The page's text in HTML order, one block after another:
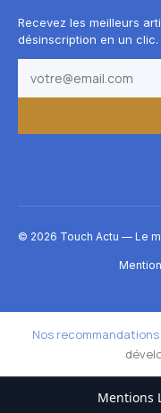
Recevez les meilleurs
désinscription en un clic.
© 2026 Touch Actu — Le
Nos recommandations
Mentions